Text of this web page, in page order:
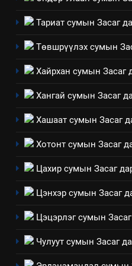
ТАЗ-ЫН
4
5
ТАЗ-ЫН
6
Тариат сумын Засаг
Төвшрүүлэх сумын
Хайрхан сумын Засаг
Хангай сумын Засаг
Хашаат сумын Засаг
Хотонт сумын Засаг
Цахир сумын Засаг
Цэнхэр сумын Засаг
Цэцэрлэг сумын
Чулуут сумын Засаг